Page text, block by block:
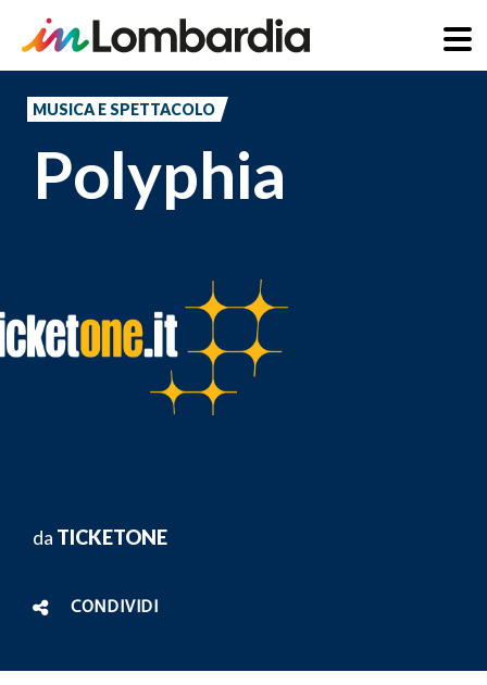
principale
MUSICA E SPETTACOLO
Polyphia
da TICKETONE
CONDIVIDI